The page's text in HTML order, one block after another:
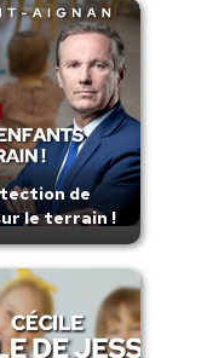
de
le terrain !